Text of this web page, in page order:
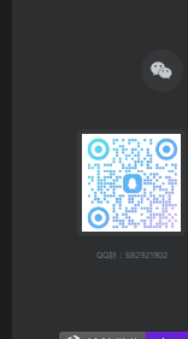
QQ群：682921902